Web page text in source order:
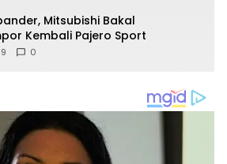
Mitsubishi Bakal
Kembali Pajero Sport
0